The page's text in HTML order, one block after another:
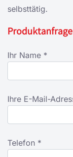
selbsttätig.
Produktanfrage
Ihr Name *
Ihre E-Mail-
Telefon *